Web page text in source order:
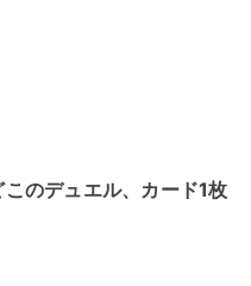
このデュエル、カード1枚